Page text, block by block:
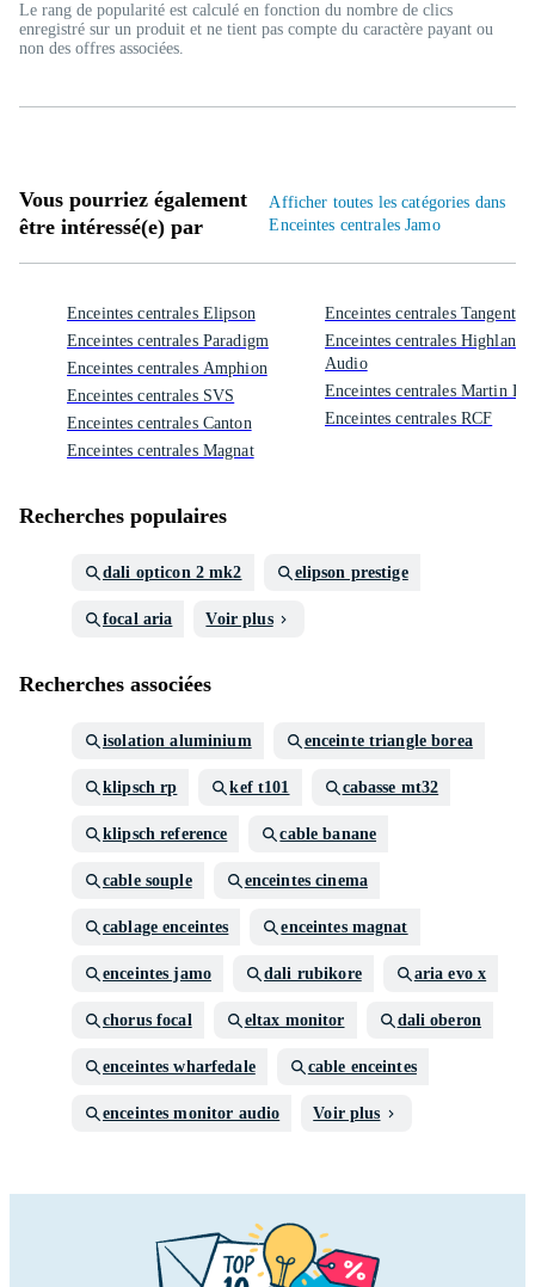
Le rang de popularité est calculé en fonction du nombre de clics
enregistré sur un produit et ne tient pas compte du caractère payant ou
non des offres associées.
Vous pourriez également
être intéressé(e) par
Afficher toutes les catégories dans
Enceintes centrales Jamo
Enceintes centrales Elipson
Enceintes centrales Paradigm
Enceintes centrales Amphion
Enceintes centrales SVS
Enceintes centrales Canton
Enceintes centrales Magnat
Enceintes centrales Tangent
Enceintes centrales Highland
Audio
Enceintes centrales Martin
Enceintes centrales RCF
Recherches populaires
dali opticon 2 mk2 elipson prestige
focal aria Voir plus
Recherches associées
isolation aluminium enceinte triangle borea
klipsch rp kef t101 cabasse mt32
klipsch reference cable banane
cable souple enceintes cinema
cablage enceintes enceintes magnat
enceintes jamo dali rubikore aria evo x
chorus focal eltax monitor dali oberon
enceintes wharfedale cable enceintes
enceintes monitor audio Voir plus